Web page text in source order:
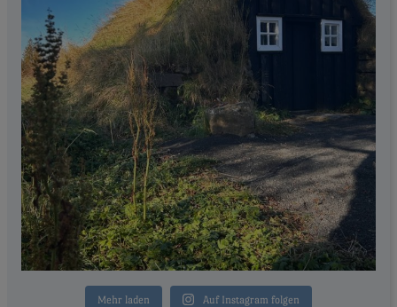
Mehr laden Auf Instagram folgen